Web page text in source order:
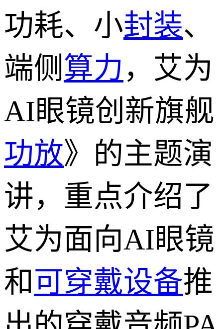
功耗、小封装、
端侧 算力 ，艾为
AI眼镜创新旗舰
功放》的主题演
讲，重点介绍了
艾为面向AI眼镜
和可穿戴设备推